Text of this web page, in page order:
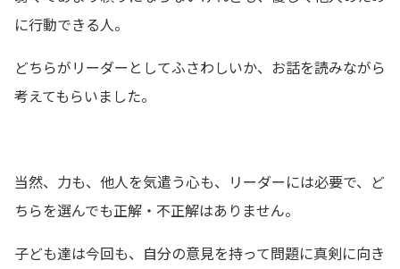
に行動できる人。
どちらがリーダーとしてふさわしいか、お話を読みながら
考えてもらいました。
当然、力も、他人を気遣う心も、リーダーには必要で、ど
ちらを選んでも正解・不正解はありません。
子ども達は今回も、自分の意見を持って問題に真剣に向き